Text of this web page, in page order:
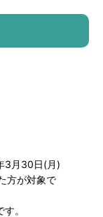
3月30日(月)
方が対象で
。